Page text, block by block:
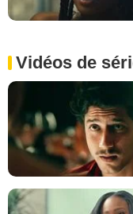
Vidéos de